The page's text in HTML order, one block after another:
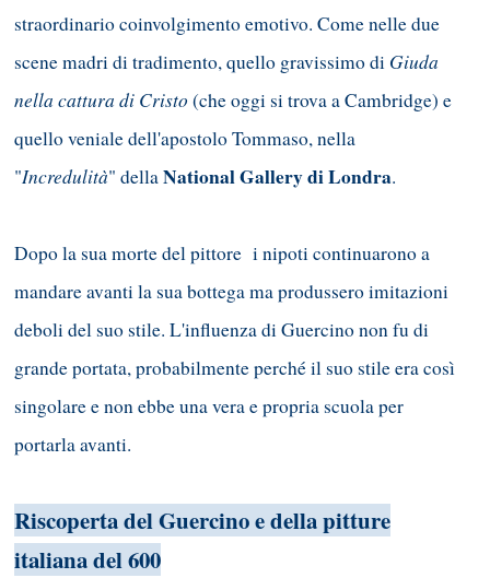
straordinario coinvolgimento emotivo. Come nelle due
scene madri di tradimento, quello gravissimo di Giuda
nella cattura di Cristo (che oggi si trova a Cambridge) e
quello veniale dell'apostolo Tommaso, nella
"Incredulità" dellaNational Gallery di Londra.
Dopo la sua morte del pittore i nipoti continuarono a
mandare avanti la sua bottega ma produssero imitazioni
deboli del suo stile. L'influenza di Guercino non fu di
grande portata, probabilmente perché il suo stile era così
singolare e non ebbe una vera e propria scuola per
portarla avanti.
Riscoperta del Guercino e della pitture
italiana del 600